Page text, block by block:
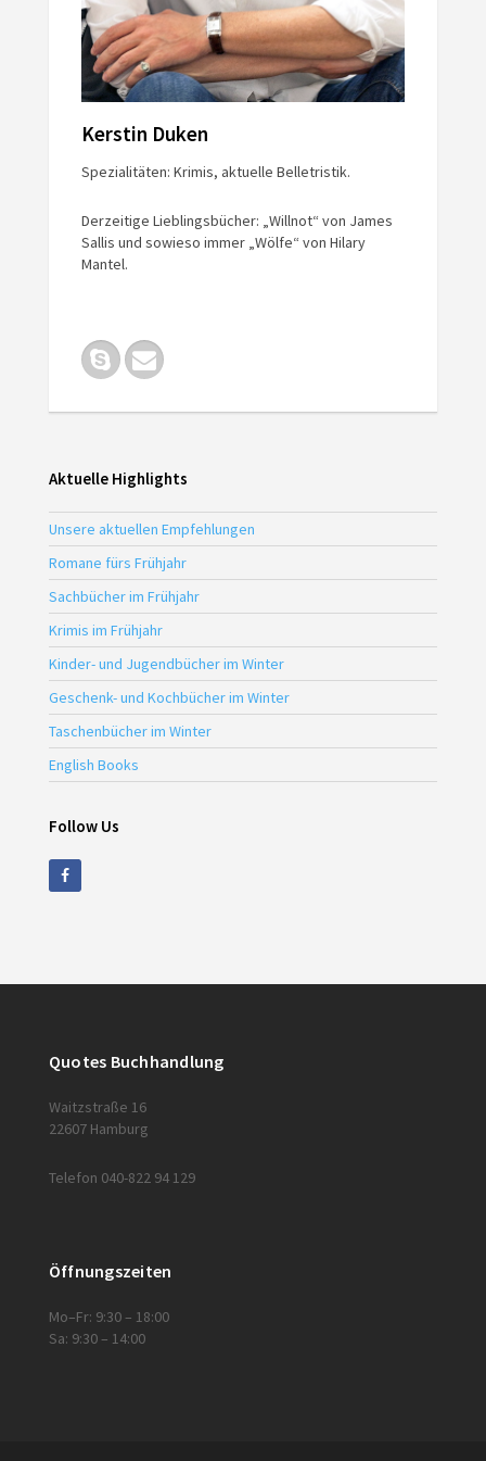
Kerstin Duken
Spezialitäten: Krimis, aktuelle Belletristik.
Derzeitige Lieblingsbücher: „Willnot“ von James
Sallis und sowieso immer „Wölfe“ von Hilary
Mantel.
Aktuelle Highlights
Unsere aktuellen Empfehlungen
Romane fürs Frühjahr
Sachbücher im Frühjahr
Krimis im Frühjahr
Kinder- und Jugendbücher im Winter
Geschenk- und Kochbücher im Winter
Taschenbücher im Winter
English Books
Follow Us
Quotes Buchhandlung
Waitzstraße 16
22607 Hamburg
Telefon 040-822 94 129
Öffnungszeiten
Mo–Fr: 9:30 – 18:00
Sa: 9:30 – 14:00